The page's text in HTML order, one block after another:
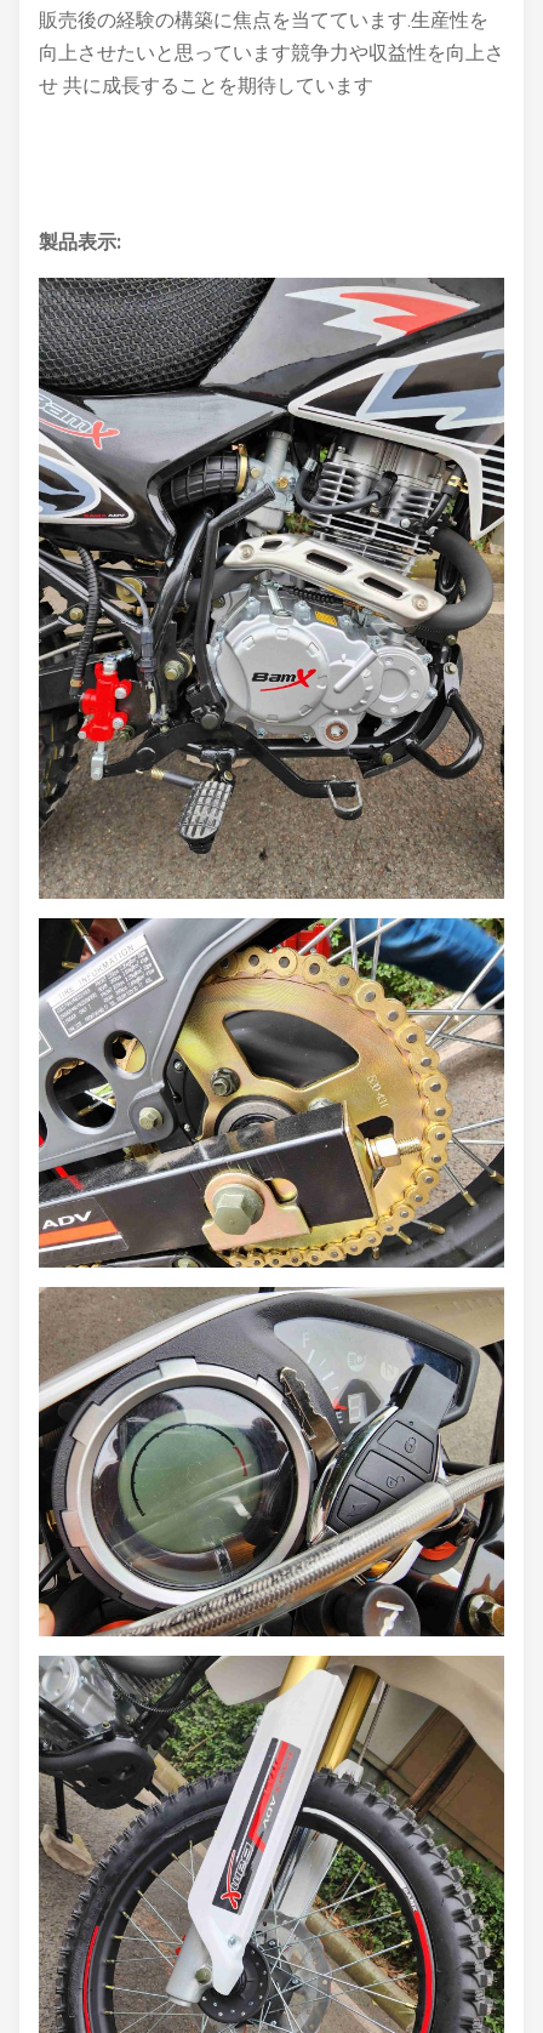
販売後の経験の構築に焦点を当てています.生産性を
向上させたいと思っています競争力や収益性を向上さ
せ 共に成長することを期待しています
製品表示: